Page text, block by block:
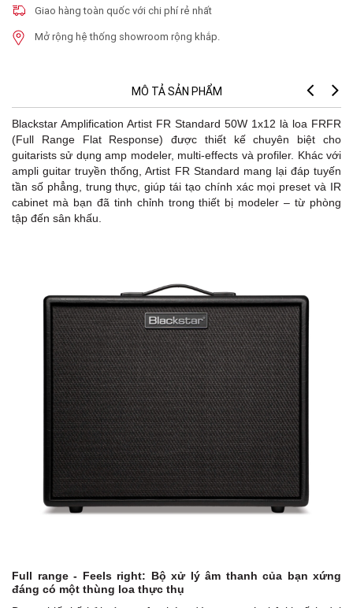
Giao hàng toàn quốc với chi phí rẻ nhất
Mở rộng hệ thống showroom rộng khắp.
MÔ TẢ SẢN PHẨM
Blackstar Amplification Artist FR Standard 50W 1x12 là loa FRFR
(Full Range Flat Response) được thiết kế chuyên biệt cho
guitarists sử dụng amp modeler, multi-effects và profiler. Khác với
ampli guitar truyền thống, Artist FR Standard mang lại đáp tuyến
tần số phẳng, trung thực, giúp tái tạo chính xác mọi preset và IR
cabinet mà bạn đã tinh chỉnh trong thiết bị modeler – từ phòng
tập đến sân khấu.
Full range - Feels right: Bộ xử lý âm thanh của bạn xứng
đáng có một thùng loa thực thụ